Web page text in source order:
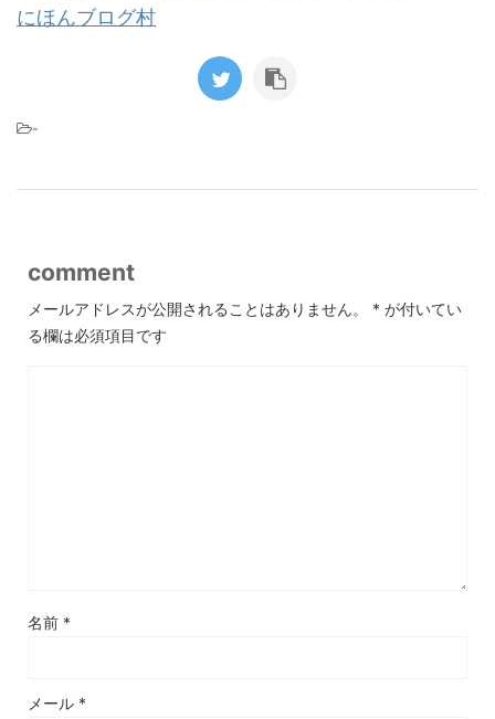
にほんブログ村
-
comment
メールアドレスが公開されることはありません。 * が付いてい
る欄は必須項目です
名前 *
メール *